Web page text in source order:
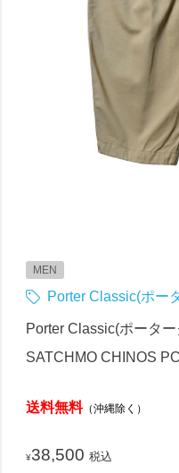
MEN
Porter Classic(ポー
Porter Classic(ポータ
SATCHMO CHINOS
送料無料（沖縄除く）
¥38,500 税込